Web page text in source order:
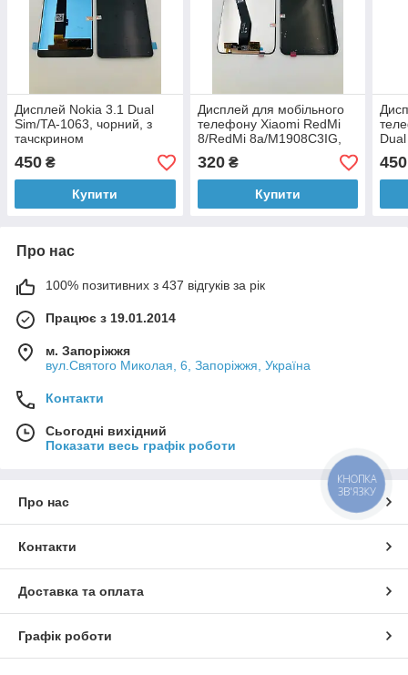
Дисплей Nokia 3.1 Dual
Sim/TA-1063, чорний, з
тачскрином
450 ₴
Купити
Дисплей для мобільного
телефону Xiaomi RedMi
8/RedMi 8a/M1908C3IG,
320₴
Купити
450
Про нас
100% позитивних з 437 відгуків за рік
Працює з 19.01.2014
м. Запоріжжя
вул.Святого Миколая, 6, Запоріжжя, Україна
Контакти
Сьогодні вихідний
Показати весь графік роботи
Про нас
Контакти
Доставка та оплата
Графік роботи
КНОПКА
ЗВ'ЯЗКУ